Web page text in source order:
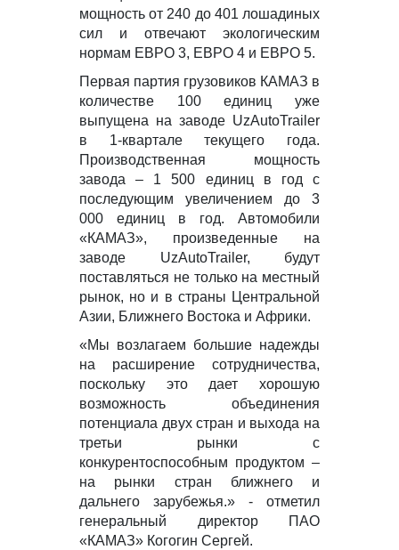
мощность от 240 до 401 лошадиных
сил и отвечают экологическим
нормам ЕВРО 3, ЕВРО 4 и ЕВРО 5.
Первая партия грузовиков КАМАЗ в
количестве 100 единиц уже
выпущена на заводе UzAutoTrailer
в 1-квартале текущего года.
Производственная мощность
завода – 1 500 единиц в год с
последующим увеличением до 3
000 единиц в год. Автомобили
«КАМАЗ», произведенные на
заводе UzAutoTrailer, будут
поставляться не только на местный
рынок, но и в страны Центральной
Азии, Ближнего Востока и Африки.
«Мы возлагаем большие надежды
на расширение сотрудничества,
поскольку это дает хорошую
возможность объединения
потенциала двух стран и выхода на
третьи рынки с
конкурентоспособным продуктом –
на рынки стран ближнего и
дальнего зарубежья.» - отметил
генеральный директор ПАО
«КАМАЗ» Когогин Сергей.